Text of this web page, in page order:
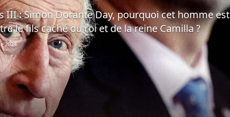
III : Simon Dorante Day, pourquoi cet homme est
le fils caché du roi et de la reine Camilla ?
2024